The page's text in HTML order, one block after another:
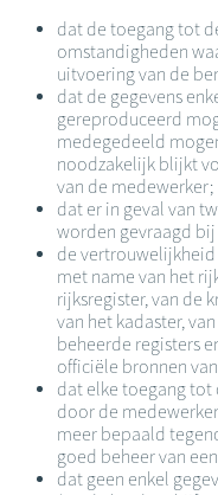
dat de toegang tot
omstandigheden
uitvoering van de
dat de gegevens
gereproduceerd
medegedeeld
noodzakelijk blijkt
van de medewerker;
dat er in geval van
worden gevraagd
de vertrouwelijkheid
met name van het
rijksregister, van de
van het kadaster,
beheerde registers
officiële bronnen
dat elke toegang
door de
meer bepaald
goed beheer van
dat geen enkel